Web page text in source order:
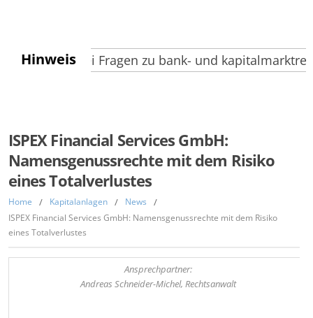
Hinweis
Sie bei Fragen zu bank- und
ISPEX Financial Services GmbH:
Namensgenussrechte mit dem Risiko
eines Totalverlustes
Home / Kapitalanlagen / News /
ISPEX Financial Services GmbH: Namensgenussrechte mit dem Risiko
eines Totalverlustes
Ansprechpartner:
Andreas Schneider-Michel, Rechtsanwalt